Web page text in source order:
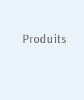
Produits